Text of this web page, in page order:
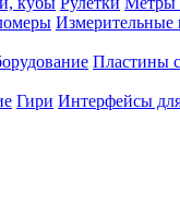
Измерительные
Пластины
Гири Интерфейсы